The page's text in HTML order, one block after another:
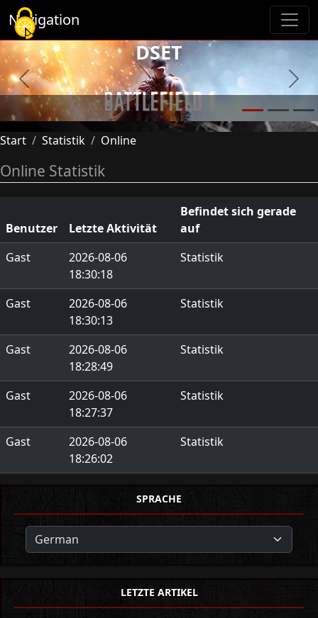
Navigation
Previous Next
DSET
Start Statistik Online
Online Statistik
Benutzer Letzte Aktivität
Befindet sich gerade
auf
Gast
2026-08-06
18:30:18
Statistik
Gast
2026-08-06
18:30:13
Statistik
Gast
2026-08-06
18:28:49
Statistik
Gast
2026-08-06
18:27:37
Statistik
Gast
2026-08-06
18:26:02
Statistik
SPRACHE
LETZTE ARTIKEL
Cookie-Einstellungen